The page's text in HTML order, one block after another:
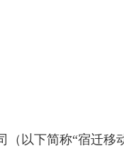
以下简称“宿迁移动